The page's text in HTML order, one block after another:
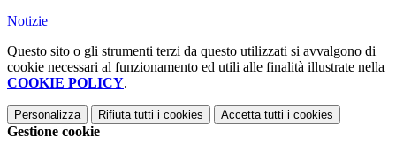
Notizie
Questo sito o gli strumenti terzi da questo utilizzati si avvalgono di
cookie necessari al funzionamento ed utili alle finalità illustrate nella
COOKIE POLICY.
Personalizza Rifiuta tutti i cookies Accetta tutti i cookies
Gestione cookie